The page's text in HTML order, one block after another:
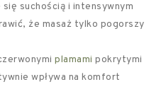
suchością i intensywnym
że masaż tylko pogorszy
plamami pokrytymi
wpływa na komfort